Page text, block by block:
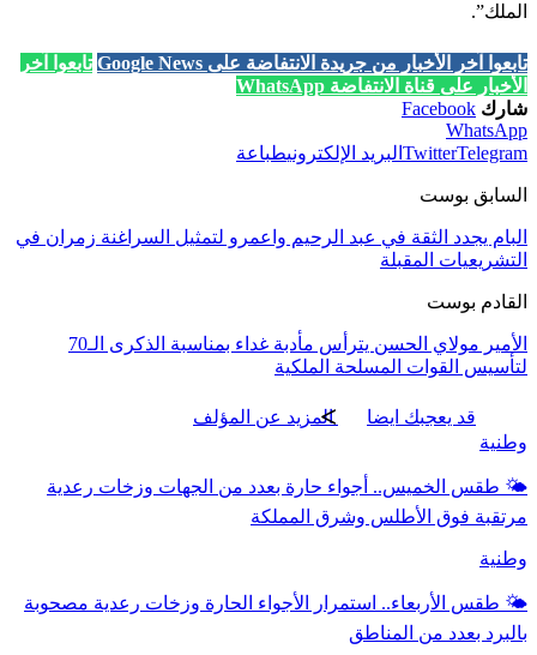
الملك”.
تابعوا آخر الأخبار من جريدة الانتفاضة على Google News
تابعوا آخر
الأخبار على قناة الانتفاضة WhatsApp
شارك Facebook
WhatsApp
TwitterTelegram البريد الإلكترونيطباعة
السابق بوست
البام يجدد الثقة في عبد الرحيم واعمرو لتمثيل السراغنة زمران في
التشريعيات المقبلة
القادم بوست
الأمير مولاي الحسن يترأس مأدبة غداء بمناسبة الذكرى الـ70
لتأسيس القوات المسلحة الملكية
قد يعجبك ايضا
المزيد عن المؤلف
وطنية
🌤️ طقس الخميس.. أجواء حارة بعدد من الجهات وزخات رعدية
مرتقبة فوق الأطلس وشرق المملكة
وطنية
🌤️ طقس الأربعاء.. استمرار الأجواء الحارة وزخات رعدية مصحوبة
بالبرد بعدد من المناطق